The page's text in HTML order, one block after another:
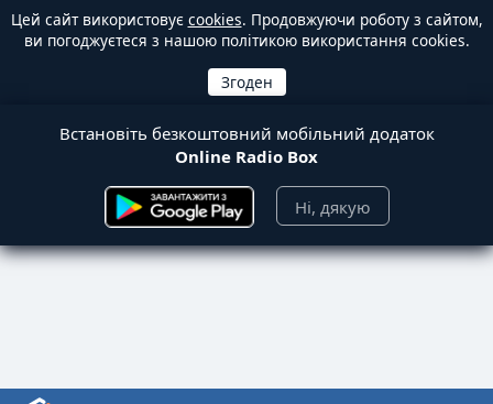
Цей сайт використовує cookies. Продовжуючи роботу з сайтом,
ви погоджуєтеся з нашою політикою використання cookies.
Встановіть безкоштовний мобільний додаток
Online Radio Box
Ні, дякую